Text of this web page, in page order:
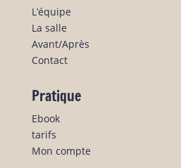
L’équipe
La salle
Avant/Après
Contact
Pratique
Ebook
tarifs
Mon compte